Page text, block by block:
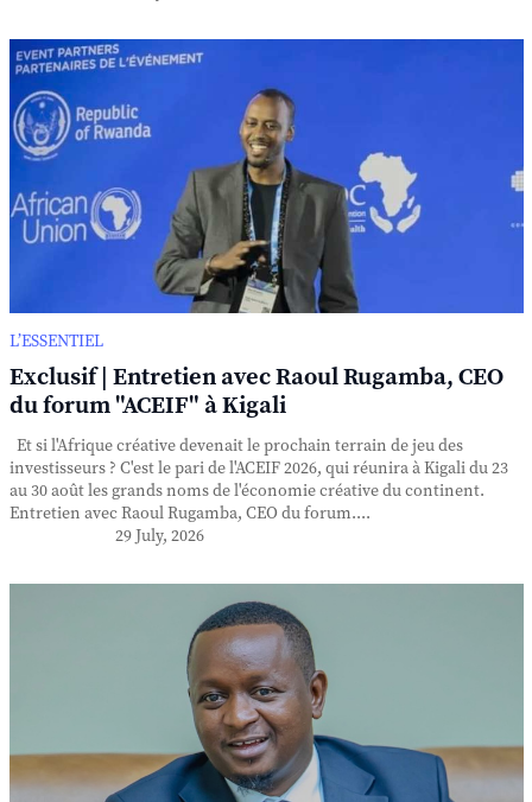
L’ESSENTIEL
Exclusif | Entretien avec Raoul Rugamba, CEO
du forum "ACEIF" à Kigali
Et si l'Afrique créative devenait le prochain terrain de jeu des
investisseurs ? C'est le pari de l'ACEIF 2026, qui réunira à Kigali du 23
au 30 août les grands noms de l'économie créative du continent.
Entretien avec Raoul Rugamba, CEO du forum....
29 July, 2026